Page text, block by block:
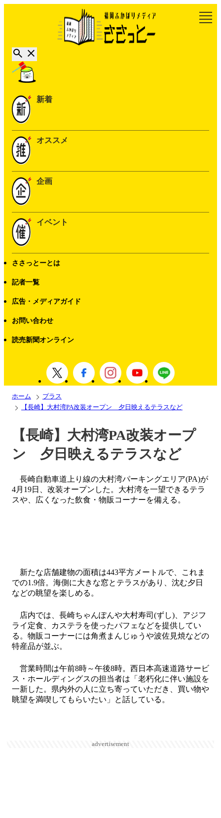
新着
オススメ
企画
イベント
ささっとーとは
記者一覧
広告・メディアガイド
お問い合わせ
読売新聞オンライン
ホーム
プラス
【長崎】大村湾PA改装オープン 夕日映えるテラスなど
【長崎】大村湾PA改装オープ
ン 夕日映えるテラスなど
長崎自動車道上り線の大村湾パーキングエリア(PA)が
4月19日、改装オープンした。大村湾を一望できるテラ
スや、広くなった飲食・物販コーナーを備える。
新たな店舗建物の面積は443平方メートルで、これま
での1.9倍。海側に大きな窓とテラスがあり、沈む夕日
などの眺望を楽しめる。
店内では、長崎ちゃんぽんや大村寿司(ずし)、アジフ
ライ定食、カステラを使ったパフェなどを提供してい
る。物販コーナーには角煮まんじゅうや波佐見焼などの
特産品が並ぶ。
営業時間は午前8時～午後8時。西日本高速道路サービ
ス・ホールディングスの担当者は「老朽化に伴い施設を
一新した。県内外の人に立ち寄っていただき、買い物や
眺望を満喫してもらいたい」と話している。
advertisement